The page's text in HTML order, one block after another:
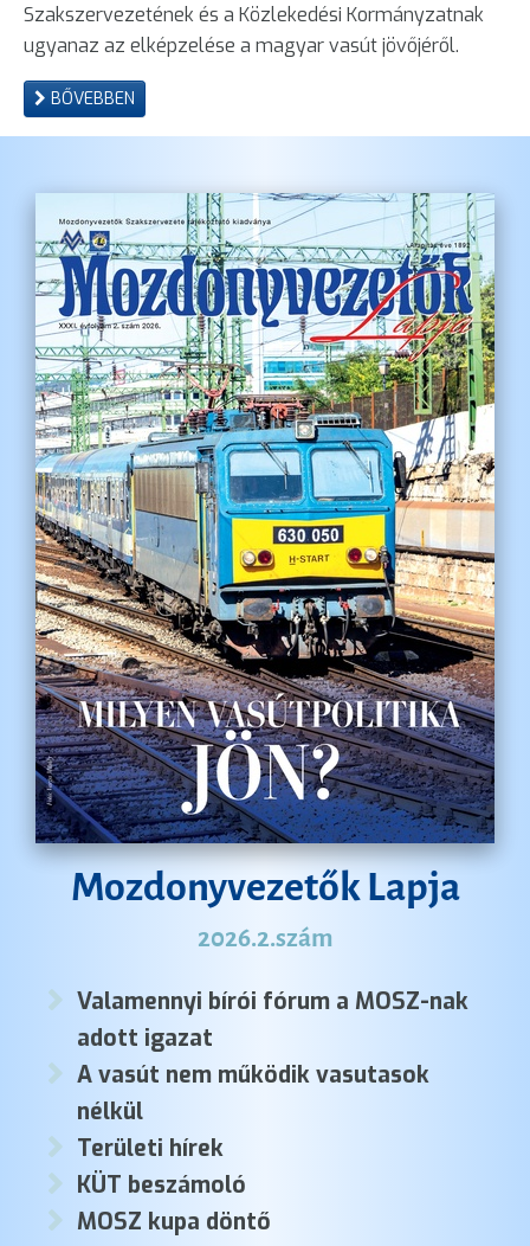
Szakszervezetének és a Közlekedési Kormányzatnak
ugyanaz az elképzelése a magyar vasút jövőjéről.
BŐVEBBEN
Mozdonyvezetők Lapja
2026.2.szám
Valamennyi bírói fórum a MOSZ-nak
adott igazat
A vasút nem működik vasutasok
nélkül
Területi hírek
KÜT beszámoló
MOSZ kupa döntő